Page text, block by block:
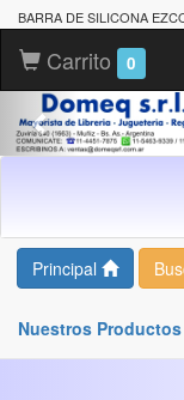
BARRA DE SILICONA
Carrito 0
Principal
Nuestros Productos